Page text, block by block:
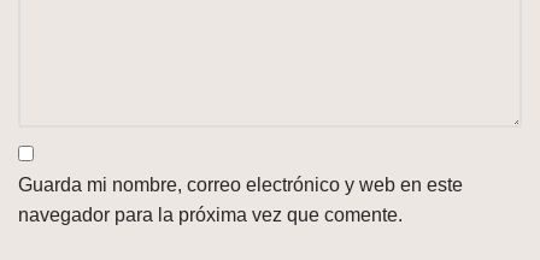
Guarda mi nombre, correo electrónico y web en este
navegador para la próxima vez que comente.